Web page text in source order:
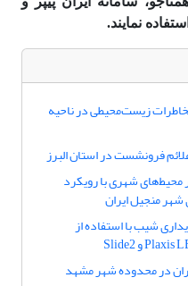
نمایند.
زیست‌محیطی در ناحیه
فرونشست در استان البرز
محیط‌های شهری با رویکرد
شهر منجیل ایران
شیب با استفاده از
در محدوده شهر مشهد